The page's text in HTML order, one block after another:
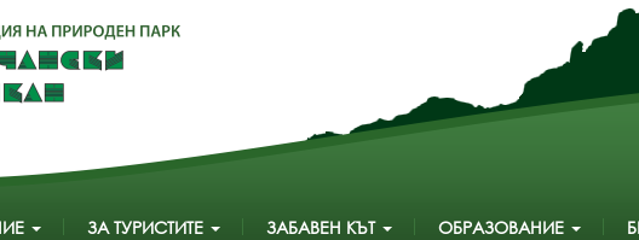
ЗА ТУРИСТИТЕ ЗАБАВЕН КЪТ ОБРАЗОВАНИЕ